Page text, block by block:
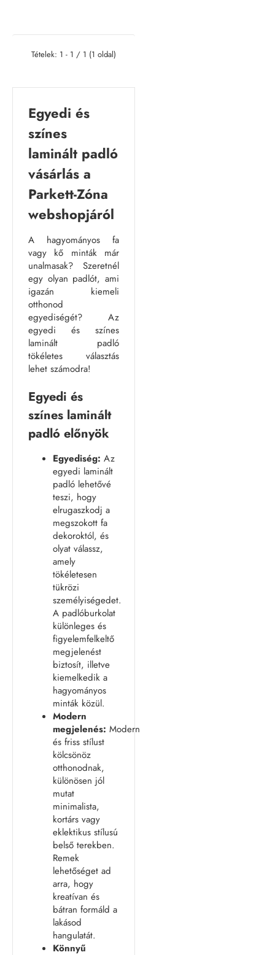
Egyedi és
színes
laminált padló
vásárlás a
Parkett-Zóna
webshopjáról
A hagyományos fa
vagy kő minták már
unalmasak? Szeretnél
egy olyan padlót, ami
igazán kiemeli
otthonod
egyediségét? Az
egyedi és színes
laminált padló
tökéletes választás
lehet számodra!
Egyedi és
színes laminált
padló előnyök
Egyediség: Az
egyedi laminált
padló lehetővé
teszi, hogy
elrugaszkodj a
megszokott fa
dekoroktól, és
olyat válassz,
amely
tökéletesen
tükrözi
személyiségedet.
A padlóburkolat
különleges és
figyelemfelkeltő
megjelenést
biztosít, illetve
kiemelkedik a
hagyományos
minták közül.
Modern
megjelenés: Modern
és friss stílust
kölcsönöz
otthonodnak,
különösen jól
mutat
minimalista,
kortárs vagy
eklektikus stílusú
belső terekben.
Remek
lehetőséget ad
arra, hogy
kreatívan és
bátran formáld a
lakásod
hangulatát.
Könnyű
Tételek: 1 - 1 / 1 (1 oldal)